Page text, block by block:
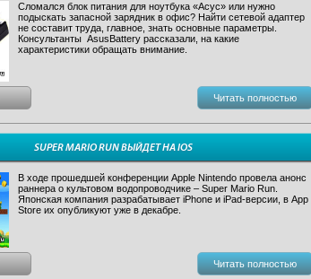
Сломался блок питания для ноутбука «Асус» или нужно
подыскать запасной зарядник в офис? Найти сетевой адаптер
не составит труда, главное, знать основные параметры.
Консультанты AsusBattery рассказали, на какие
характеристики обращать внимание.
Читать полностью
SUPER MARIO RUN ВЫЙДЕТ НА IOS
В ходе прошедшей конференции Apple Nintendo провела анонс
раннера о культовом водопроводчике – Super Mario Run.
Японская компания разрабатывает iPhone и iPad-версии, в App
Store их опубликуют уже в декабре.
Читать полностью